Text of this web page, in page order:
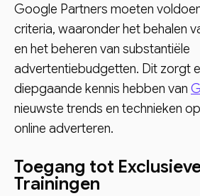
Google Partners moeten
criteria, waaronder het behalen
en het beheren van substantiële
advertentiebudgetten. Dit zorgt
diepgaande kennis hebben van
nieuwste trends en technieken
online adverteren.
Toegang tot
Trainingen